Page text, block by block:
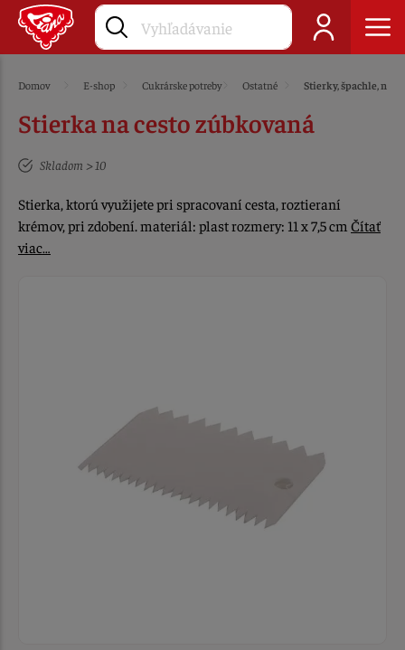
Domov E-shop Cukrárske potreby Ostatné Stierky, špachle, nože
Stierka na cesto zúbkovaná
Skladom > 10
Stierka, ktorú využijete pri spracovaní cesta, roztieraní
krémov, pri zdobení. materiál: plast rozmery: 11 x 7,5 cm Čítať
viac…